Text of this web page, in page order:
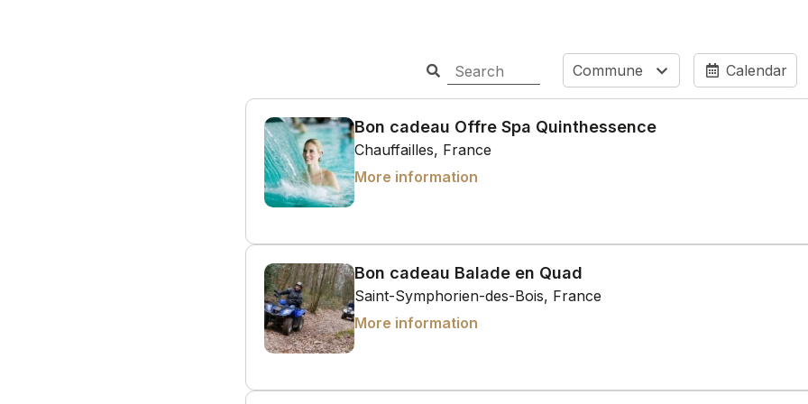
Commune Calendar
Bon cadeau Offre Spa Quinthessence
Chauffailles, France
More information
Bon cadeau Balade en Quad
Saint-Symphorien-des-Bois, France
More information